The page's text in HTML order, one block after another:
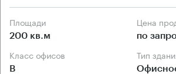
Площади
200 кв.м
Цена
по
Класс офисов
B
Тип